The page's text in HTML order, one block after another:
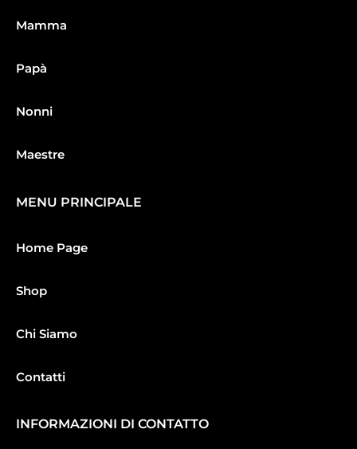
Mamma
Papà
Nonni
Maestre
MENU PRINCIPALE
Home Page
Shop
Chi Siamo
Contatti
INFORMAZIONI DI CONTATTO